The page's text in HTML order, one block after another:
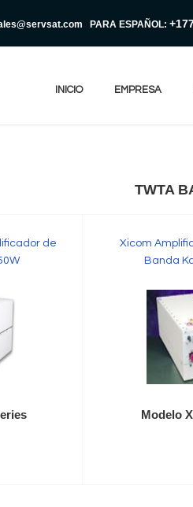
PARA ESPAÑOL:
INICIO EMPRESA
TWTA
de
Xicom
Banda
Modelo